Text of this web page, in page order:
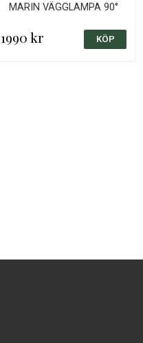
MARIN VÄGGLAMPA 90°
1990 kr